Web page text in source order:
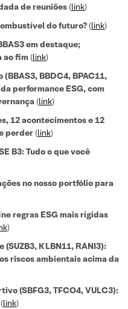
de reuniões(link)
do futuro?(link)
em destaque;
ao fim(link)
BBDC4, BPAC11,
performance ESG, com
(link)
12 acontecimentos e 12
perder(link)
B3: Tudo o que você
no nosso portfólio para
regras ESG mais rígidas
)
(SUZB3, KLBN11, RANI3):
riscos ambientais acima da
(SBFG3, TFCO4, VULC3):
(link)